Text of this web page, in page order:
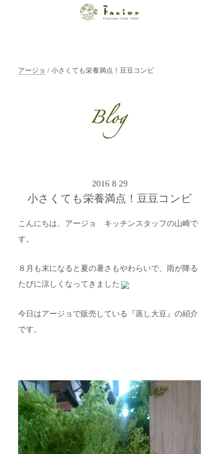
ン ファシオー
輝く美をトータ
ルでご提案しま
す。
アージョ / 小さくても栄養満点！豆豆コンビ
2016 8 29
小さくても栄養満点！豆豆コンビ
こんにちは、アージョ キッチンスタッフの山崎で
す。
８月も末になると夏の暑さもやわらいで、雨が降る
たびに涼しくなってきました
今日はアージョで販売している『蒸し大豆』の紹介
です。